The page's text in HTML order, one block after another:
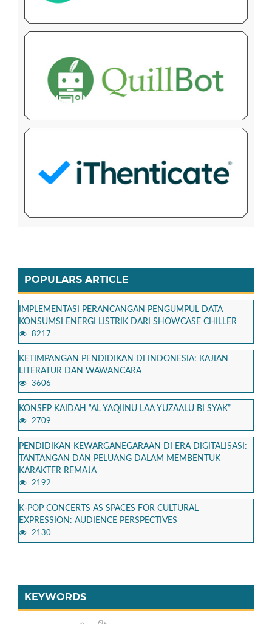
POPULARS ARTICLE
IMPLEMENTASI PERANCANGAN PENGUMPUL DATA
KONSUMSI ENERGI LISTRIK DARI SHOWCASE CHILLER
8217
KETIMPANGAN PENDIDIKAN DI INDONESIA: KAJIAN
LITERATUR DAN WAWANCARA
3606
KONSEP KAIDAH “AL YAQIINU LAA YUZAALU BI SYAK”
2709
PENDIDIKAN KEWARGANEGARAAN DI ERA DIGITALISASI:
TANTANGAN DAN PELUANG DALAM MEMBENTUK
KARAKTER REMAJA
2192
K-POP CONCERTS AS SPACES FOR CULTURAL
EXPRESSION: AUDIENCE PERSPECTIVES
2130
KEYWORDS